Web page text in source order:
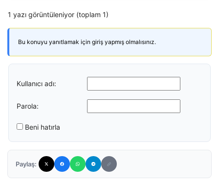
1 yazı görüntüleniyor (toplam 1)
Bu konuyu yanıtlamak için giriş yapmış olmalısınız.
Kullanıcı adı:
Parola:
Beni hatırla
Paylaş: